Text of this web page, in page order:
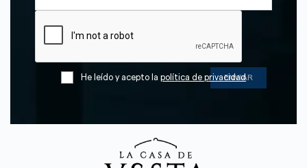
He leído y acepto la política de privacidad